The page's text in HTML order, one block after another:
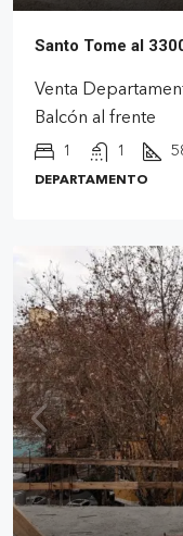
Santo Tome al
Venta
Balcón al frente
1 1
DEPARTAMENTO